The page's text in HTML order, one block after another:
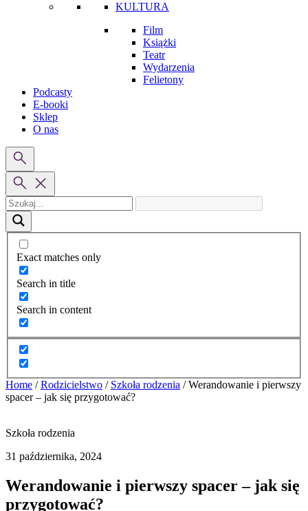
KULTURA
Film
Książki
Teatr
Wydarzenia
Felietony
Podcasty
E-booki
Sklep
O nas
Exact matches only
Search in title
Search in content
Home / Rodzicielstwo / Szkoła rodzenia / Werandowanie i pierwszy
spacer – jak się przygotować?
Szkoła rodzenia
31 października, 2024
Werandowanie i pierwszy spacer – jak się
przygotować?